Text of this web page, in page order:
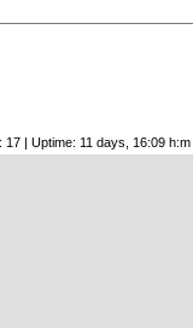
17 | Uptime: 11 days, 16:09